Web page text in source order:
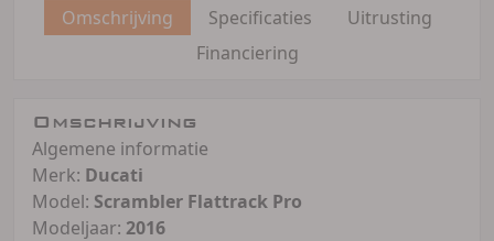
Omschrijving Specificaties
Uitrusting
Financiering
Omschrijving
Algemene informatie
Merk: Ducati
Model: Scrambler Flattrack Pro
Modeljaar: 2016